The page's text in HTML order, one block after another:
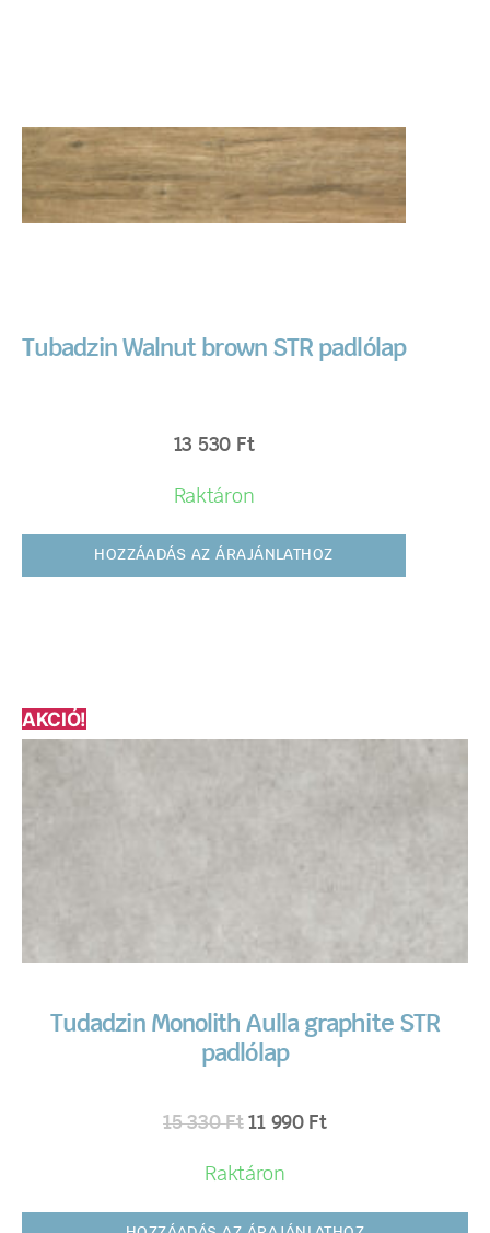
Tubadzin Walnut brown STR padlólap
13 530 Ft
Raktáron
HOZZÁADÁS AZ ÁRAJÁNLATHOZ
AKCIÓ!
Tudadzin Monolith Aulla graphite STR
padlólap
15 330Ft 11 990 Ft
Raktáron